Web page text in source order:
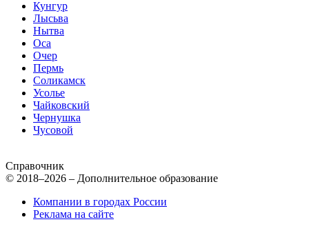
Кунгур
Лысьва
Нытва
Оса
Очер
Пермь
Соликамск
Усолье
Чайковский
Чернушка
Чусовой
Справочник
© 2018–2026 – Дополнительное образование
Компании в городах России
Реклама на сайте